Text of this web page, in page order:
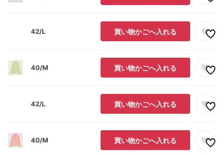
42/L 買い物かごへ入れる
40/M 買い物かごへ入れる
42/L 買い物かごへ入れる
40/M 買い物かごへ入れる